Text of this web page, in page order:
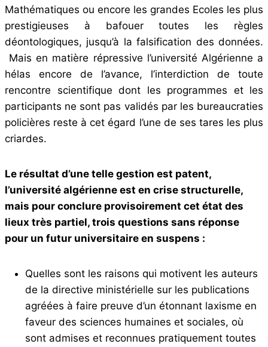
Mathématiques ou encore les grandes Ecoles les plus
prestigieuses à bafouer toutes les règles
déontologiques, jusqu’à la falsification des données.
Mais en matière répressive l’université Algérienne a
hélas encore de l’avance, l’interdiction de toute
rencontre scientifique dont les programmes et les
participants ne sont pas validés par les bureaucraties
policières reste à cet égard l’une de ses tares les plus
criardes.
Le résultat d’une telle gestion est patent,
l’université algérienne est en crise structurelle,
mais pour conclure provisoirement cet état des
lieux très partiel, trois questions sans réponse
pour un futur universitaire en suspens :
Quelles sont les raisons qui motivent les auteurs
de la directive ministérielle sur les publications
agréées à faire preuve d’un étonnant laxisme en
faveur des sciences humaines et sociales, où
sont admises et reconnues pratiquement toutes